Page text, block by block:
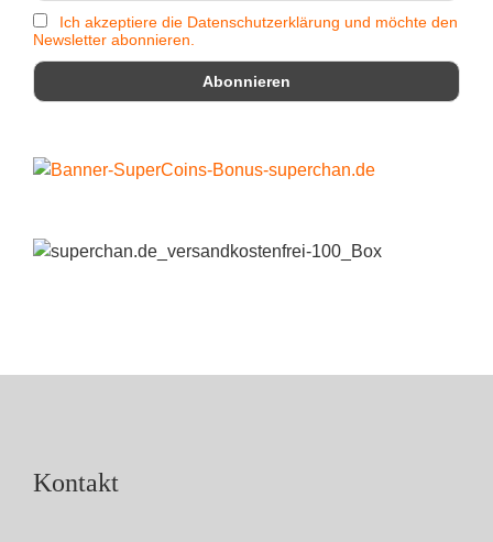
Ich akzeptiere die Datenschutzerklärung und möchte den
Newsletter abonnieren.
Kontakt